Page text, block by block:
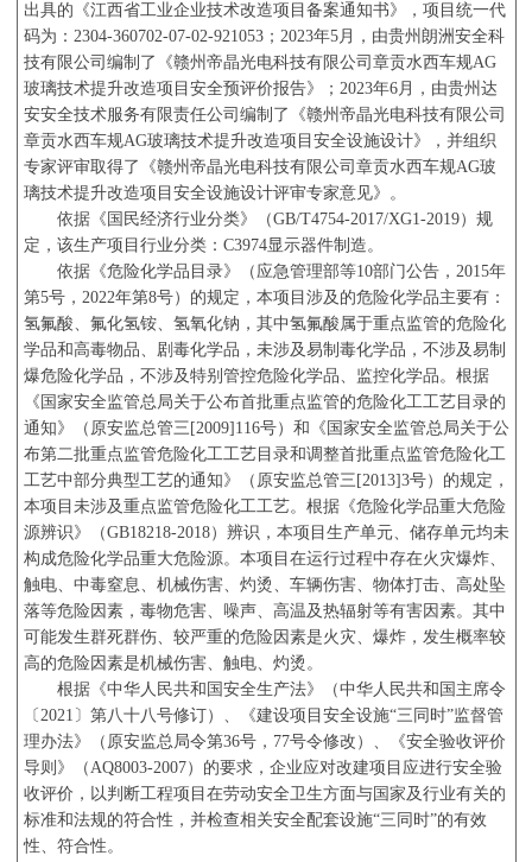
出具的《江西省工业企业技术改造项目备案通知书》，项目统一代
码为： 2304-360702-07-02-921053； 2023年5月，由贵州朗洲安全科
技有限公司编制了《赣州帝晶光电科技有限公司章贡水西车规AG
玻璃技术提升改造项目安全预评价报告》； 2023年6月，由贵州达
安安全技术服务有限责任公司编制了《赣州帝晶光电科技有限公司
章贡水西车规AG玻璃技术提升改造项目安全设施设计》，并组织
专家评审取得了《赣州帝晶光电科技有限公司章贡水西车规AG玻
璃技术提升改造项目安全设施设计评审专家意见》。
依据《国民经济行业分类》（GB/T4754-2017/XG1-2019）规
定，该生产项目行业分类： C3974显示器件制造。
依据《危险化学品目录》（应急管理部等10部门公告， 2015年
第5号， 2022年第8号）的规定，本项目涉及的危险化学品主要有：
氢氟酸、氟化氢铵、氢氧化钠，其中氢氟酸属于重点监管的危险化
学品和高毒物品、剧毒化学品，未涉及易制毒化学品，不涉及易制
爆危险化学品，不涉及特别管控危险化学品、监控化学品。根据
《国家安全监管总局关于公布首批重点监管的危险化工工艺目录的
通知》（原安监总管三 [2009]116号）和《国家安全监管总局关于公
布第二批重点监管危险化工工艺目录和调整首批重点监管危险化工
工艺中部分典型工艺的通知》（原安监总管三 [2013]3号）的规定，
本项目未涉及重点监管危险化工工艺。根据《危险化学品重大危险
源辨识》（GB18218-2018）辨识，本项目生产单元、储存单元均未
构成危险化学品重大危险源。本项目在运行过程中存在火灾爆炸、
触电、中毒窒息、机械伤害、灼烫、车辆伤害、物体打击、高处坠
落等危险因素，毒物危害、噪声、高温及热辐射等有害因素。其中
可能发生群死群伤、较严重的危险因素是火灾、爆炸，发生概率较
高的危险因素是机械伤害、触电、灼烫。
根据《中华人民共和国安全生产法》（中华人民共和国主席令
〔 2021 〕第八十八号修订）、《建设项目安全设施“三同时”监督管
理办法》（原安监总局令第36号， 77号令修改）、《安全验收评价
导则》（AQ8003-2007）的要求，企业应对改建项目应进行安全验
收评价，以判断工程项目在劳动安全卫生方面与国家及行业有关的
标准和法规的符合性，并检查相关安全配套设施“三同时”的有效
性、符合性。